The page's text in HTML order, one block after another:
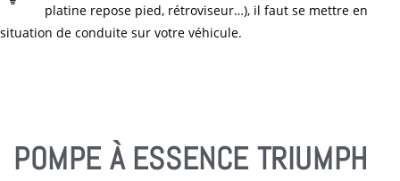
platine repose pied, rétroviseur…), il faut se mettre en
situation de conduite sur votre véhicule.
POMPE À ESSENCE TRIUMPH